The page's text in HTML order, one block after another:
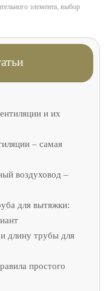
элемента, выбор
и их
– самая
воздуховод –
для вытяжки:
длину трубы для
простого